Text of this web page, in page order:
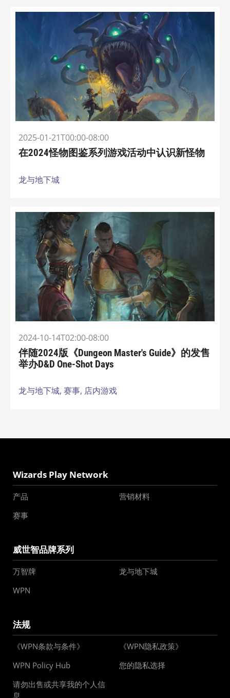
2025-01-21T00:00-08:00
在2024怪物图鉴系列游戏活动中认识新怪物
龙与地下城
2024-10-14T02:00-08:00
伴随2024版《Dungeon Master's Guide》的发售
举办D&D One-Shot Days
龙与地下城, 赛事, 店内游戏
Wizards Play Network
产品
营销材料
赛事
威世智品牌系列
万智牌
龙与地下城
WPN
法规
《WPN条款与条件》
《WPN隐私政策》
WPN Policy Hub
您的隐私选择
请勿出售或共享我的个人信
息